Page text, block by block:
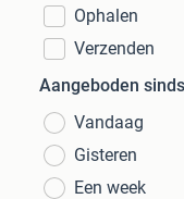
Ophalen
Verzenden
Aangeboden sinds
Vandaag
Gisteren
Een week